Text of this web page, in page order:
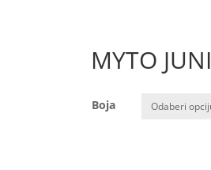
MYTO
Boja